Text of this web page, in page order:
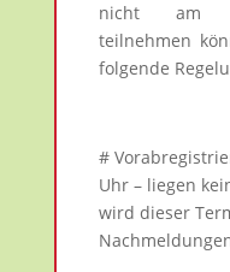
nicht am
teilnehmen
folgende
#
Uhr – liegen
wird dieser